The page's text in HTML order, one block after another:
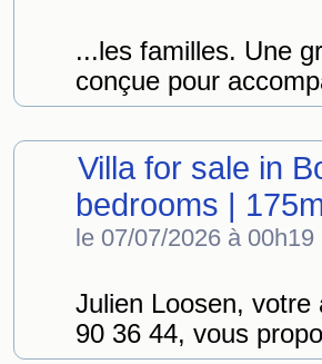
...les familles. Une
conçue pour
Villa for sale in
bedrooms |
le 07/07/2026 à 00h19
Julien Loosen, votre
90 36 44, vous